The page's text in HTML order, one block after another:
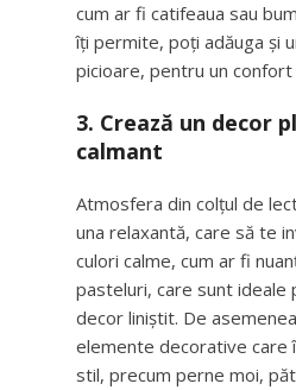
cum ar fi catifeaua sau
îți permite, poți adăuga și
picioare, pentru un
3. Crează un decor
calmant
Atmosfera din colțul de
una relaxantă, care să te
culori calme, cum ar fi
pasteluri, care sunt ideale
decor liniștit. De
elemente decorative care
stil, precum perne moi,